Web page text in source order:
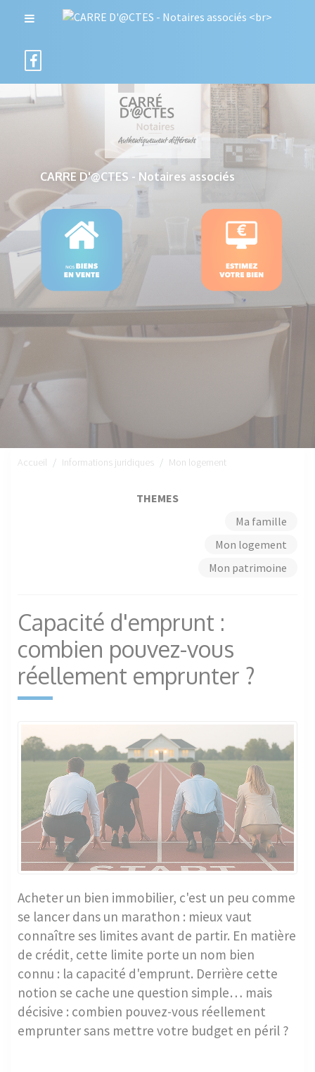
CARRE D'@CTES - Notaires associés
Accueil Informations juridiques Mon logement
THEMES
Ma famille
Mon logement
Mon patrimoine
Capacité d'emprunt :
combien pouvez-vous
réellement emprunter ?
Acheter un bien immobilier, c'est un peu comme
se lancer dans un marathon : mieux vaut
connaître ses limites avant de partir. En matière
de crédit, cette limite porte un nom bien
connu : la capacité d'emprunt. Derrière cette
notion se cache une question simple… mais
décisive : combien pouvez-vous réellement
emprunter sans mettre votre budget en péril ?